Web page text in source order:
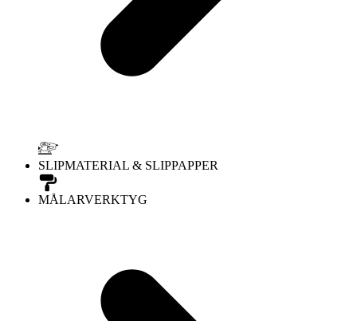
SLIPMATERIAL & SLIPPAPPER
MÅLARVERKTYG